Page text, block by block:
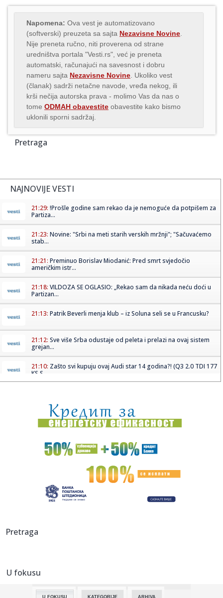
Napomena: Ova vest je automatizovano
(softverski) preuzeta sa sajta Nezavisne Novine
Nije preneta ručno, niti proverena od strane
uredništva portala "Vesti.rs", već je preneta
automatski, računajući na savesnost i dobru
nameru sajta Nezavisne Novine . Ukoliko vest
(članak) sadrži netačne navode, vređa nekog, ili
krši nečija autorska prava - molimo Vas da nas o
tome ODMAH obavestite obavestite kako bismo
uklonili sporni sadržaj.
Pretraga
NAJNOVIJE VESTI
21:29: !Prošle godine sam rekao da je nemoguće da potpišem za
Partiza...
21:23: Novine: "Srbi na meti starih verskih mržnji"; "Sačuvaćemo
stab...
21:21: Preminuo Borislav Miodanić: Pred smrt svjedočio
američkim istr...
21:18: VILDOZA SE OGLASIO: „Rekao sam da nikada neću doći u
Partizan...
21:13: Patrik Beverli menja klub – iz Soluna seli se u Francusku?
21:12: Sve više Srba odustaje od peleta i prelazi na ovaj sistem
grejan...
21:10: Zašto svi kupuju ovaj Audi star 14 godina?! (Q3 2.0 TDI 177
KS S...
21:01:Ova frizura je idealna za letnje vrućine i ne pomera se ceo
dan
21:00:Orlići izgubili na samom kraju: Novi poraz kadeta, ovaj je
bio p...
Prvi korak ka "islamskom NATO-u"? Da li je odbrambeni
20:57:Murinjo izmešao karte – Real slavio u Budimpešti
eksperiment": ...
20:54:
Pretraga
U fokusu
U FOKUSU KATEGORIJE ARHIVA